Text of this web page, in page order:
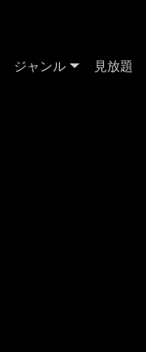
ジャンル 見放題